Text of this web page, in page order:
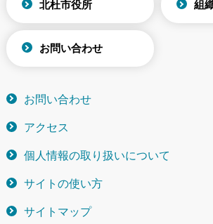
北杜市役所 組
お問い合わせ
お問い合わせ
アクセス
個人情報の取り扱いについて
サイトの使い方
サイトマップ